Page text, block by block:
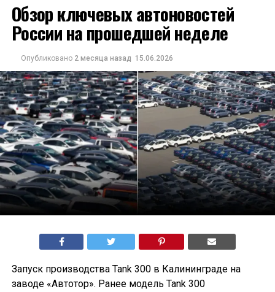
Обзор ключевых автоновостей
России на прошедшей неделе
Опубликовано 2 месяца назад 15.06.2026
Запуск производства Tank 300 в Калининграде на
заводе «Автотор». Ранее модель Tank 300